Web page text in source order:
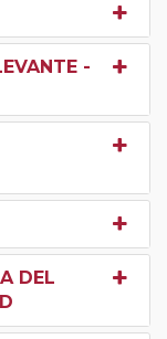
-
DEL